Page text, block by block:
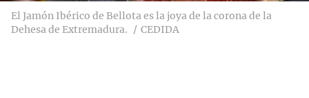
El Jamón Ibérico de Bellota es la joya de la corona de la
Dehesa de Extremadura.
CEDIDA